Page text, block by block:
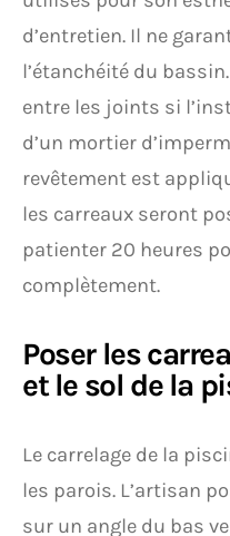
d’entretien. Il ne
l’étanchéité du
entre les joints si
d’un mortier
revêtement est
les carreaux seront
patienter 20 heures
complètement.
Poser les
et le sol de la
Le carrelage de la
les parois. L’artisan
sur un angle du bas